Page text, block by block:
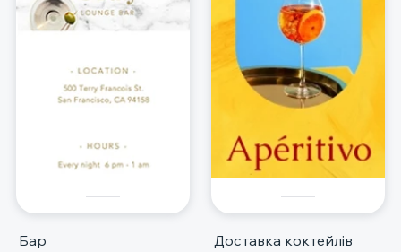
Бар Доставка коктейлів